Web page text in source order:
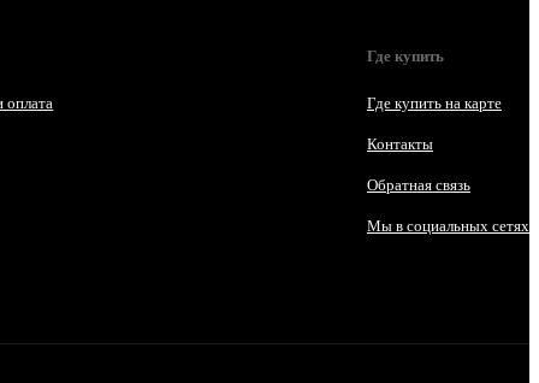
оплата
Где купить
Где купить на карте
Контакты
Обратная связь
Мы в социальных сетях